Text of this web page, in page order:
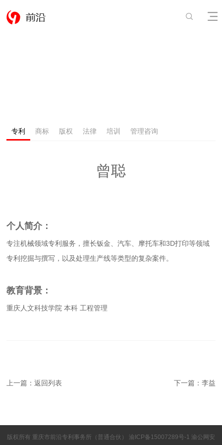
专利 商标 版权 法律 培训 管理咨询
曾聪
个人简介：
专注机械领域专利服务，擅长钣金、汽车、摩托车和3D打印等领域
专利挖掘与撰写，以及处理生产线等类型的复杂案件。
教育背景：
重庆人文科技学院 本科 工程管理
上一篇：返回列表 下一篇： 李益
版权所有 重庆市前沿专利事务所（普通合伙） 渝ICP备15007289号-1 渝公网安